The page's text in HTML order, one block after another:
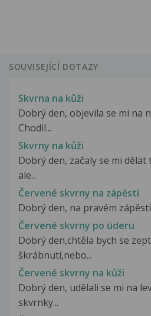
SOUVISEJÍCÍ DOTAZY
Skvrna na kůži
Dobrý den, objevila se mi na
Chodil...
Skvrny na kůži
Dobrý den, začaly se mi
ale...
Červené skvrny na zápěstí
Dobrý den, na pravém
Červené skvrny po úderu
Dobrý den,chtěla bych se
škrábnutí,nebo...
Červené skvrny na kůži
Dobrý den, udělali se mi na
skvrnky...